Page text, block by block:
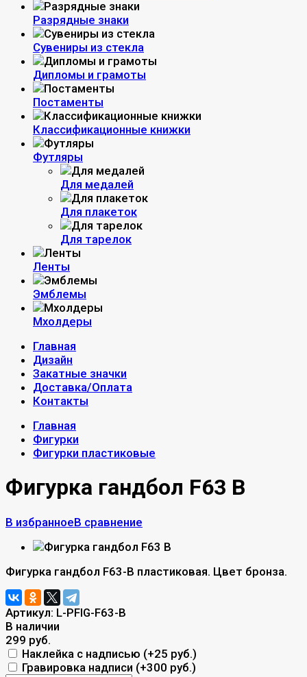
Разрядные знаки
Сувениры из стекла
Дипломы и грамоты
Постаменты
Классификационные книжки
Футляры
Для медалей
Для плакеток
Для тарелок
Ленты
Эмблемы
Мхолдеры
Главная
Дизайн
Закатные значки
Доставка/Оплата
Контакты
Главная
Фигурки
Фигурки пластиковые
Фигурка гандбол F63 B
В избранноеВ сравнение
Фигурка гандбол F63-B пластиковая. Цвет бронза.
Артикул: L-PFIG-F63-B
В наличии
299 руб.
Наклейка с надписью (+25 руб.)
Гравировка надписи (+300 руб.)